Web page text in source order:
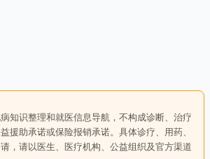
知识整理和就医信息导航，不构成诊断、治疗
援助承诺或保险报销承诺。具体诊疗、用药、
，请以医生、医疗机构、公益组织及官方渠道